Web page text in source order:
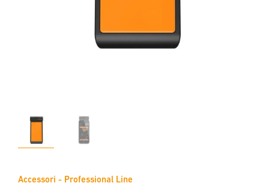
Accessori - Professional Line